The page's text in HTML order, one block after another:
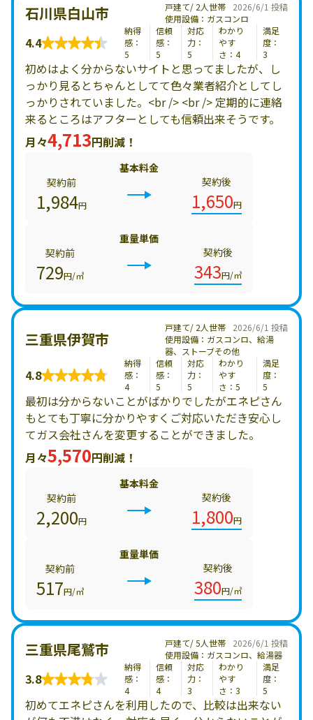
2026/6/1 投稿
石川県白山市
戸建て/ 2人世帯
使用設備：ガスコンロ
4.4
納得
感：
5
信頼
感：
5
対応
力：
5
わかり
やす
さ：4
満足
度：
3
初めはよく分からないサイトと思ってましたが、し
っかり見るとちゃんとしてて色々業者紹介としてし
っかりされていました。<br /> <br /> 定期的に連絡
来るところはアフターとしても信頼出来そうです。
月々4,713円削減！
基本料金
契約前
1,984円
契約後
1,650円
重量単価
契約前
729円/㎥
契約後
343円/㎥
2026/6/1 投稿
三重県伊賀市
戸建て/ 2人世帯
使用設備：ガスコンロ、給湯
器、ストーブその他
4.8
納得
感：
4
信頼
感：
5
対応
力：
5
わかり
やす
さ：5
満足
度：
5
最初は分からないことがばかりでしたがエネピさん
もとても丁寧に分かりやすくご対応いただき安心し
てガス会社さんを変更することができました。
月々5,570円削減！
基本料金
契約前
2,200円
契約後
1,800円
重量単価
契約前
517円/㎥
契約後
380円/㎥
2026/6/1 投稿
三重県尾鷲市
戸建て/ 5人世帯
使用設備：ガスコンロ、給湯器
3.8
納得
感：
4
信頼
感：
4
対応
力：
3
わかり
やす
さ：3
満足
度：
5
初めてエネピさんを利用したので、比較は出来ない